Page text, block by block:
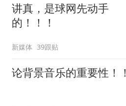
讲真，是球网先动手
的！！！
新媒体 39跟贴
论背景音乐的重要性！！